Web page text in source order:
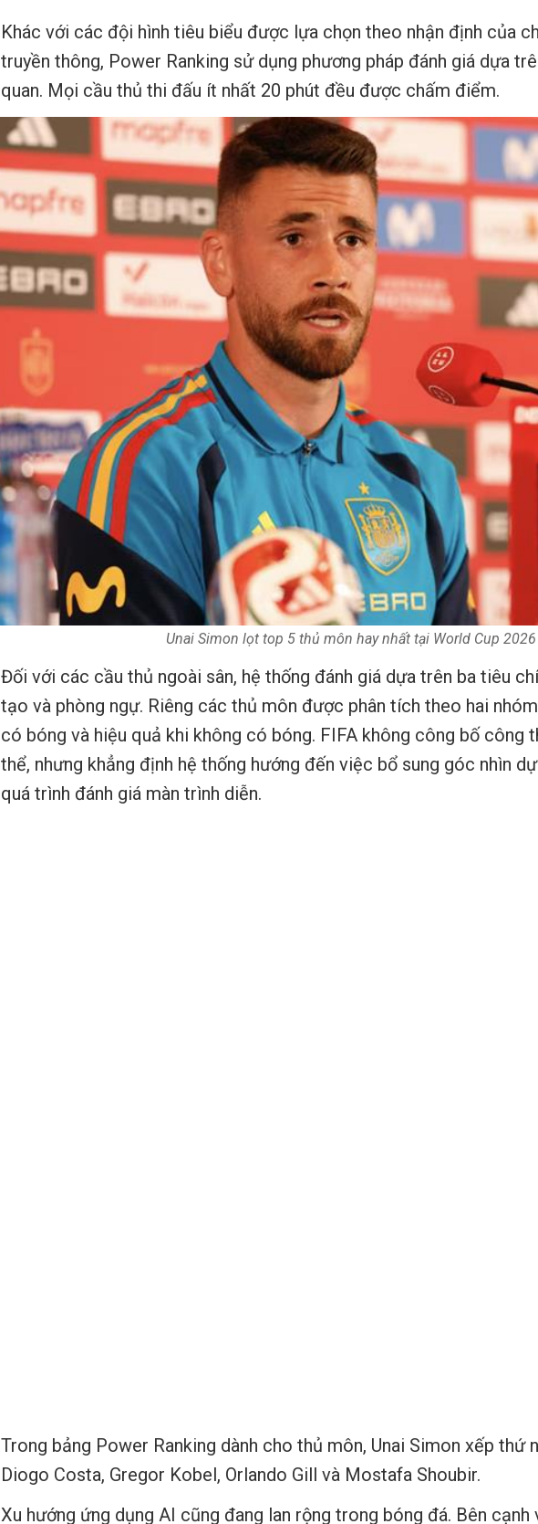
Khác với các đội hình tiêu biểu được lựa chọn theo nhận định của
truyền thông, Power Ranking sử dụng phương pháp đánh giá dựa
quan. Mọi cầu thủ thi đấu ít nhất 20 phút đều được chấm điểm.
Unai Simon lọt top 5 thủ môn hay nhất tại World Cup 2026
Đối với các cầu thủ ngoài sân, hệ thống đánh giá dựa trên ba tiêu
tạo và phòng ngự. Riêng các thủ môn được phân tích theo hai
có bóng và hiệu quả khi không có bóng. FIFA không công bố công
thể, nhưng khẳng định hệ thống hướng đến việc bổ sung góc nhìn
quá trình đánh giá màn trình diễn.
Trong bảng Power Ranking dành cho thủ môn, Unai Simon xếp thứ
Diogo Costa, Gregor Kobel, Orlando Gill và Mostafa Shoubir.
Xu hướng ứng dụng AI cũng đang lan rộng trong bóng đá. Bên cạnh